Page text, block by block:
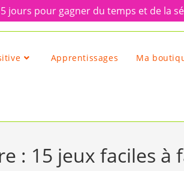
jours pour gagner du temps et de la
Apprentissages Ma
: 15 jeux faciles à